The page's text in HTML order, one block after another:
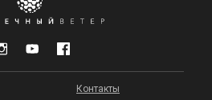
Контакты